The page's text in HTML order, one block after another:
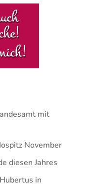
mit
November
diesen Jahres
in